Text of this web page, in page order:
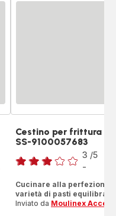
Cestino per frittura
SS-9100057683
Voto
di
tre
stelle
3 /5
-
Cucinare alla perfezione
varietà di pasti equilibrati
Inviato da Moulinex